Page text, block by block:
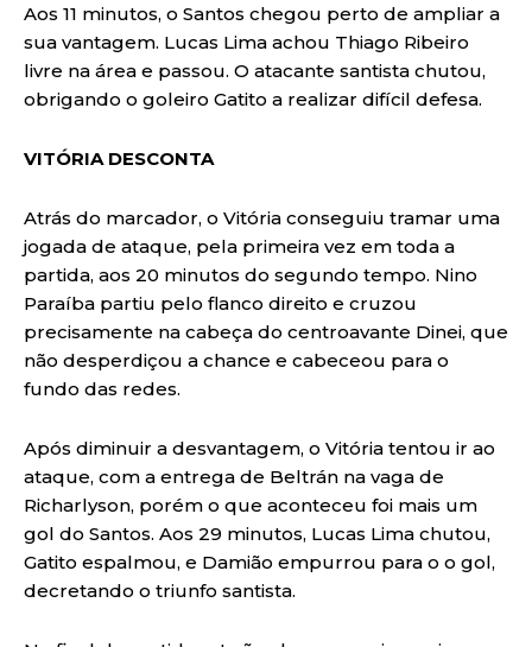
Aos 11 minutos, o Santos chegou perto de ampliar a
sua vantagem. Lucas Lima achou Thiago Ribeiro
livre na área e passou. O atacante santista chutou,
obrigando o goleiro Gatito a realizar difícil defesa.
VITÓRIA DESCONTA
Atrás do marcador, o Vitória conseguiu tramar uma
jogada de ataque, pela primeira vez em toda a
partida, aos 20 minutos do segundo tempo. Nino
Paraíba partiu pelo flanco direito e cruzou
precisamente na cabeça do centroavante Dinei, que
não desperdiçou a chance e cabeceou para o
fundo das redes.
Após diminuir a desvantagem, o Vitória tentou ir ao
ataque, com a entrega de Beltrán na vaga de
Richarlyson, porém o que aconteceu foi mais um
gol do Santos. Aos 29 minutos, Lucas Lima chutou,
Gatito espalmou, e Damião empurrou para o o gol,
decretando o triunfo santista.